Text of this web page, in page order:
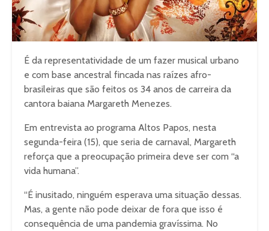
É da representatividade de um fazer musical urbano
e com base ancestral fincada nas raízes afro-
brasileiras que são feitos os 34 anos de carreira da
cantora baiana Margareth Menezes.
Em entrevista ao programa Altos Papos, nesta
segunda-feira (15), que seria de carnaval, Margareth
reforça que a preocupação primeira deve ser com “a
vida humana”.
“É inusitado, ninguém esperava uma situação dessas.
Mas, a gente não pode deixar de fora que isso é
consequência de uma pandemia gravíssima. No